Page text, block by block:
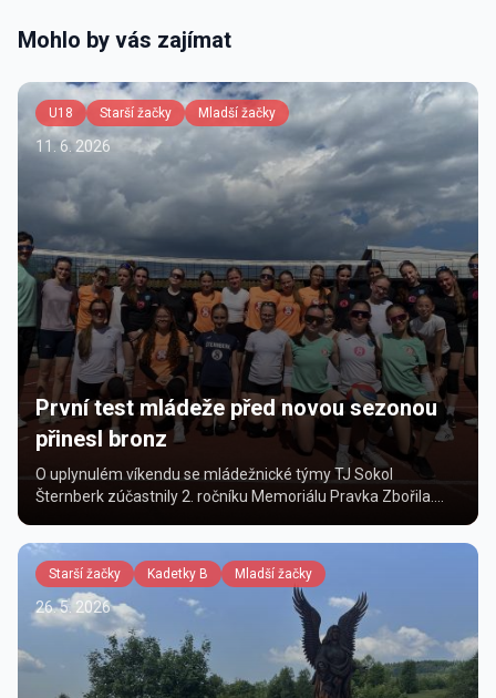
Mohlo by vás zajímat
U18 Starší žačky Mladší žačky
11. 6. 2026
První test mládeže před novou sezonou
přinesl bronz
O uplynulém víkendu se mládežnické týmy TJ Sokol
Šternberk zúčastnily 2. ročníku Memoriálu Pravka Zbořila.
něj...
Starší žačky Kadetky B Mladší žačky
26. 5. 2026